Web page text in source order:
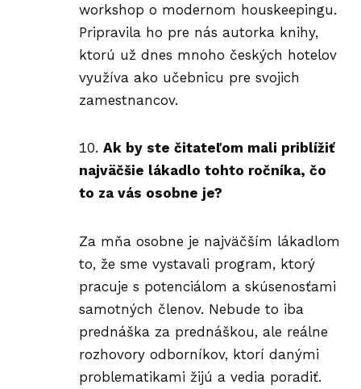
workshop o modernom houskeepingu.
Pripravila ho pre nás autorka knihy,
ktorú už dnes mnoho českých hotelov
využíva ako učebnicu pre svojich
zamestnancov.
Ak by ste čitateľom mali priblížiť
najväčšie lákadlo tohto ročníka, čo
to za vás osobne je?
Za mňa osobne je najväčším lákadlom
to, že sme vystavali program, ktorý
pracuje s potenciálom a skúsenosťami
samotných členov. Nebude to iba
prednáška za prednáškou, ale reálne
rozhovory odborníkov, ktorí danými
problematikami žijú a vedia poradiť.